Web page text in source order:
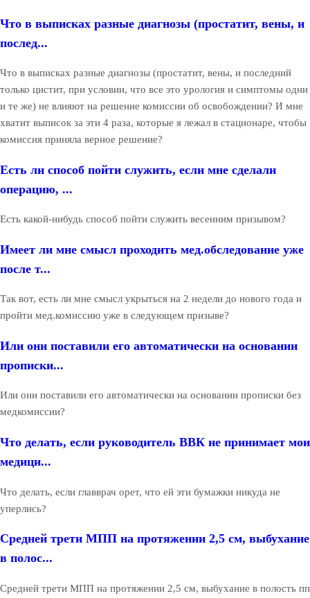
Что в выписках разные диагнозы (простатит, вены, и
послед...
Что в выписках разные диагнозы (простатит, вены, и последний
только цистит, при условии, что все это урология и симптомы одни
и те же) не влияют на решение комиссии об освобождении? И мне
хватит выписок за эти 4 раза, которые я лежал в стационаре, чтобы
комиссия приняла верное решение?
Есть ли способ пойти служить, если мне сделали
операцию, ...
Есть какой-нибудь способ пойти служить весенним призывом?
Имеет ли мне смысл проходить мед.обследование уже
после т...
Так вот, есть ли мне смысл укрыться на 2 недели до нового года и
пройти мед.комиссию уже в следующем призыве?
Или они поставили его автоматически на основании
прописки...
Или они поставили его автоматически на основании прописки без
медкомиссии?
Что делать, если руководитель ВВК не принимает мои
медици...
Что делать, если главврач орет, что ей эти бумажки никуда не
уперлись?
Средней трети МПП на протяжении 2,5 см, выбухание
в полос...
Средней трети МПП на протяжении 2,5 см, выбухание в полость пп